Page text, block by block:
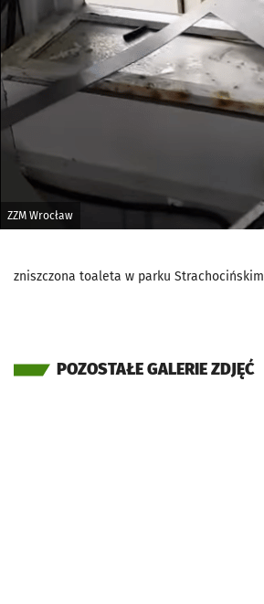
ZZM Wrocław
zniszczona toaleta w parku Strachocińskim
POZOSTAŁE GALERIE ZDJĘĆ